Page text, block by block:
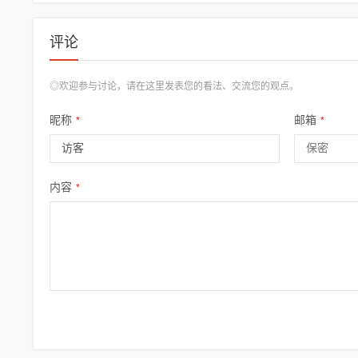
评论
◎欢迎参与讨论，请在这里发表您的看法、交流您的观点。
昵称 * 邮箱 *
内容 *